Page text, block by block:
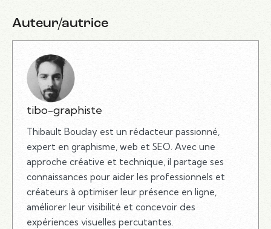
Auteur/autrice
tibo-graphiste
Thibault Bouday est un rédacteur passionné,
expert en graphisme, web et SEO. Avec une
approche créative et technique, il partage ses
connaissances pour aider les professionnels et
créateurs à optimiser leur présence en ligne,
améliorer leur visibilité et concevoir des
expériences visuelles percutantes.